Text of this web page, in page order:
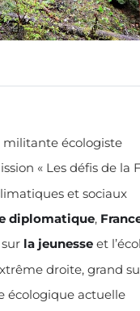
militante écologiste
« Les défis de la
et sociaux
diplomatique,
la jeunesse et
droite, grand
écologique actuelle